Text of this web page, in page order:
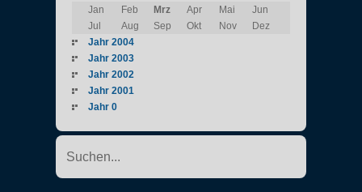
Jan
Feb Mrz Apr Mai
Jun
Jul
Aug Sep Okt Nov
Dez
Jahr 2004
Jahr 2003
Jahr 2002
Jahr 2001
Jahr 0